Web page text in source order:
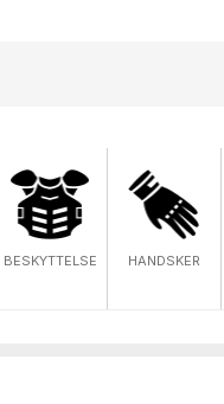
BESKYTTELSE HANDSKER